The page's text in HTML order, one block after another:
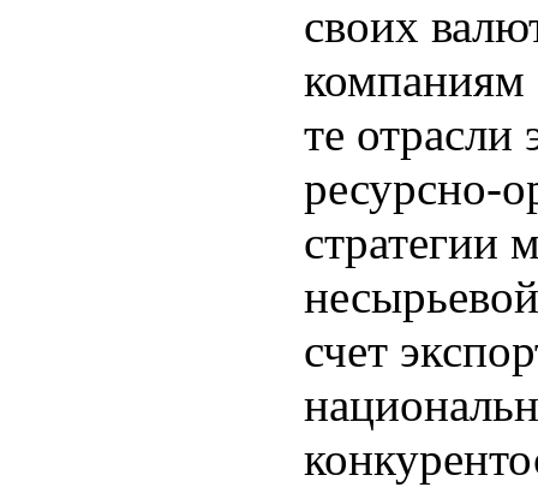
своих
компаниям
те отрасли
ресурсно-
стратегии
счет